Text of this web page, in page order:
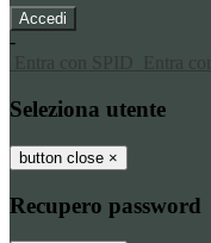
-
Entra con SPID
Entra
Seleziona utente
button close ×
Recupero password